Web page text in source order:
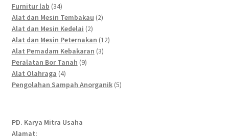
Furnitur lab 3434
products
Alat dan Mesin Tembakau 22
Alat dan Mesin Kedelai 22
products
Alat dan Mesin Peternakan 1212
Alat Pemadam Kebakaran 33
Peralatan Bor Tanah 99
Alat Olahraga 44
products
Pengolahan Sampah Anorganik 55
PD. Karya Mitra Usaha
Alamat: